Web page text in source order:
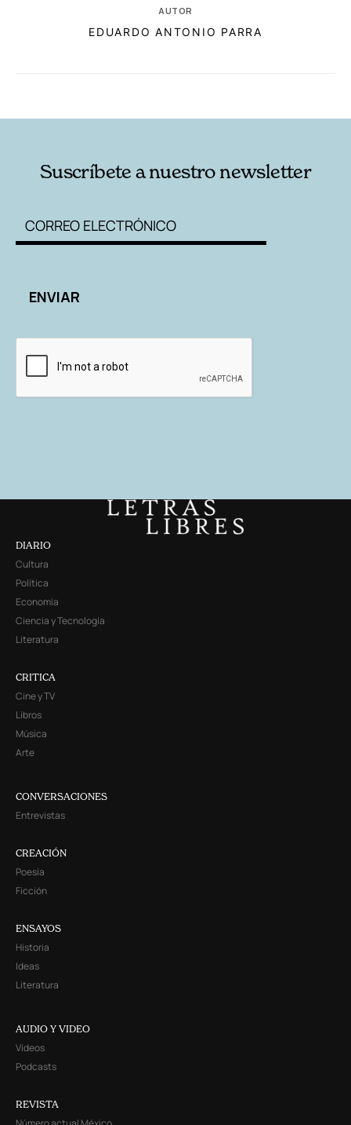
AUTOR
EDUARDO ANTONIO PARRA
Suscríbete a nuestro newsletter
DIARIO
Cultura
Política
Economía
Ciencia y Tecnología
Literatura
CRITICA
Cine y TV
Libros
Música
Arte
CONVERSACIONES
Entrevistas
CREACIÓN
Poesía
Ficción
ENSAYOS
Historia
Ideas
Literatura
AUDIO Y VIDEO
Videos
Podcasts
REVISTA